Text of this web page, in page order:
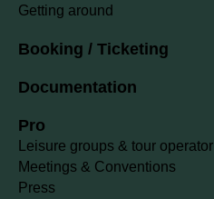
Getting around
Booking / Ticketing
Documentation
Pro
Leisure groups & tour operator
Meetings & Conventions
Press